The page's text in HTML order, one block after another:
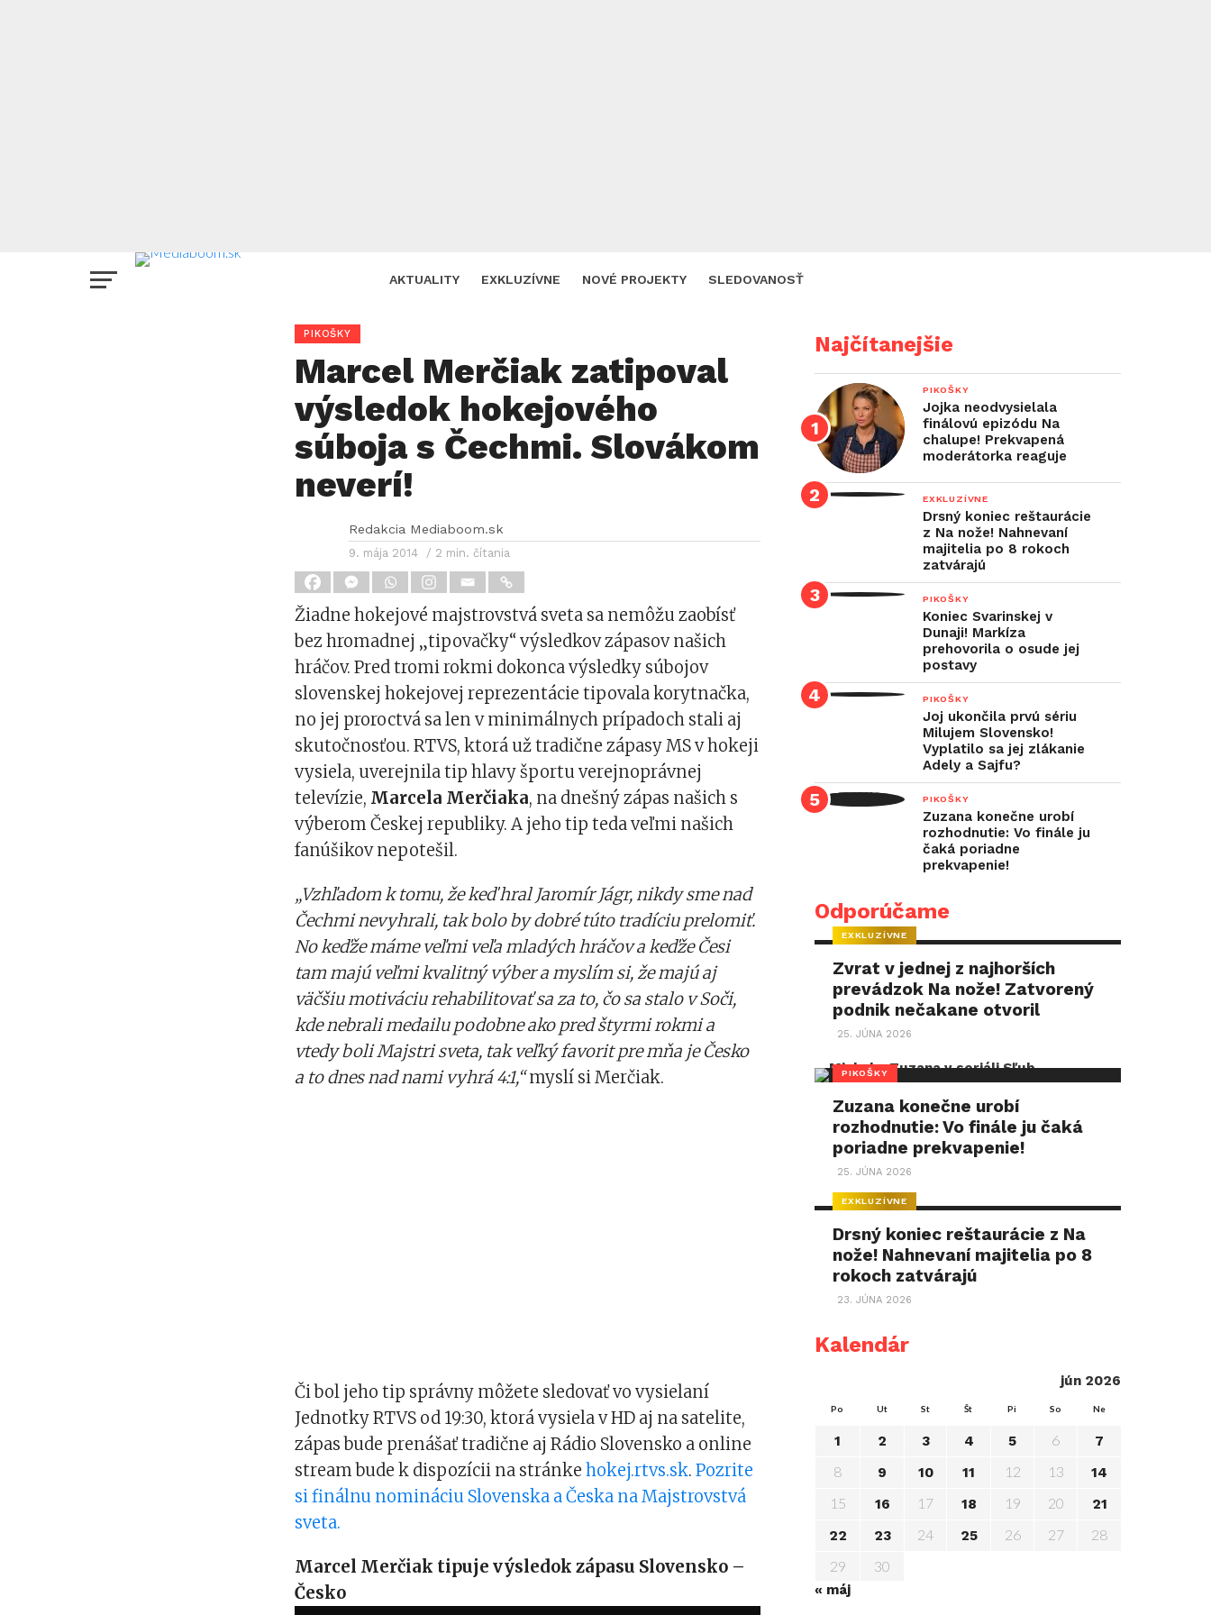
AKTUALITY EXKLUZÍVNE NOVÉ PROJEKTY SLEDOVANOSŤ
PIKOŠKY
Marcel Merčiak zatipoval
výsledok hokejového
súboja s Čechmi. Slovákom
neverí!
Redakcia Mediaboom.sk
9. mája 2014 / 2 min. čítania
Žiadne hokejové majstrovstvá sveta sa nemôžu zaobísť
bez hromadnej „tipovačky“ výsledkov zápasov našich
hráčov. Pred tromi rokmi dokonca výsledky súbojov
slovenskej hokejovej reprezentácie tipovala korytnačka,
no jej proroctvá sa len v minimálnych prípadoch stali aj
skutočnosťou. RTVS, ktorá už tradične zápasy MS v hokeji
vysiela, uverejnila tip hlavy športu verejnoprávnej
televízie, Marcela Merčiaka, na dnešný zápas našich s
výberom Českej republiky. A jeho tip teda veľmi našich
fanúšikov nepotešil.
„Vzhľadom k tomu, že keď hral Jaromír Jágr, nikdy sme nad
Čechmi nevyhrali, tak bolo by dobré túto tradíciu prelomiť.
No keďže máme veľmi veľa mladých hráčov a keďže Česi
tam majú veľmi kvalitný výber a myslím si, že majú aj
väčšiu motiváciu rehabilitovať sa za to, čo sa stalo v Soči,
kde nebrali medailu podobne ako pred štyrmi rokmi a
vtedy boli Majstri sveta, tak veľký favorit pre mňa je Česko
a to dnes nad nami vyhrá 4:1,“myslí si Merčiak.
Či bol jeho tip správny môžete sledovať vo vysielaní
Jednotky RTVS od 19:30, ktorá vysiela v HD aj na satelite,
zápas bude prenášať tradične aj Rádio Slovensko a online
stream bude k dispozícii na stránkehokej.rtvs.sk.Pozrite
si finálnu nomináciu Slovenska a Česka na Majstrovstvá
sveta.
Marcel Merčiak tipuje výsledok zápasu Slovensko –
Česko
Najčítanejšie
PIKOŠKY
Jojka neodvysielala
finálovú epizódu Na
chalupe! Prekvapená
moderátorka reaguje
EXKLUZÍVNE
Drsný koniec reštaurácie
z Na nože! Nahnevaní
majitelia po 8 rokoch
zatvárajú
PIKOŠKY
Koniec Svarinskej v
Dunaji! Markíza
prehovorila o osude jej
postavy
PIKOŠKY
Joj ukončila prvú sériu
Milujem Slovensko!
Vyplatilo sa jej zlákanie
Adely a Sajfu?
PIKOŠKY
Zuzana konečne urobí
rozhodnutie: Vo finále ju
čaká poriadne
prekvapenie!
Odporúčame
EXKLUZÍVNE
Zvrat v jednej z najhorších
prevádzok Na nože! Zatvorený
podnik nečakane otvoril
25. JÚNA 2026
PIKOŠKY
Zuzana konečne urobí
rozhodnutie: Vo finále ju čaká
poriadne prekvapenie!
25. JÚNA 2026
EXKLUZÍVNE
Drsný koniec reštaurácie z Na
nože! Nahnevaní majitelia po 8
rokoch zatvárajú
23. JÚNA 2026
Kalendár
jún 2026
Po Ut St Št Pi So Ne
1 2 3 4 5 6 7
8 9 10 11 12 13 14
15 16 17 18 19 20
21
22
23 24 25 26 27
28
29
30
« máj